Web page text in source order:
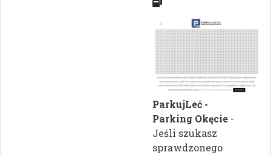
ParkujLeć -
Parking Okęcie -
Jeśli szukasz
sprawdzonego